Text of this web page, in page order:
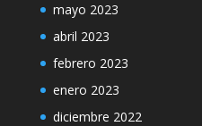
mayo 2023
abril 2023
febrero 2023
enero 2023
diciembre 2022